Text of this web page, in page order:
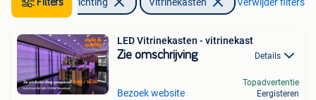
LED Vitrinekasten - vitrinekast
Zie omschrijving Details
Bezoek website
Topadvertentie
Eergisteren